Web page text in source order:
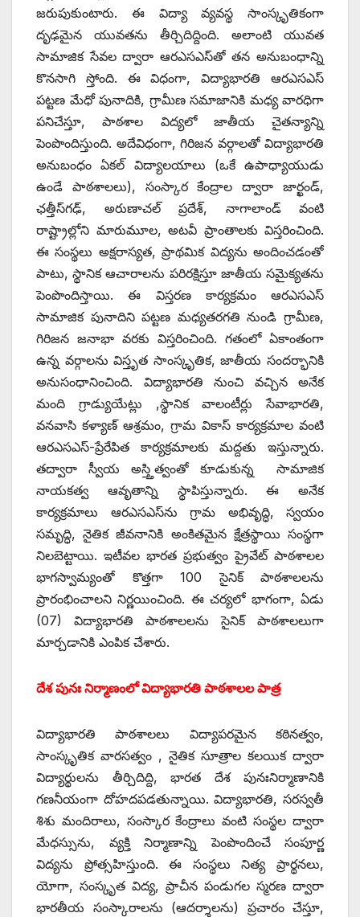
జరుపుకుంటారు. ఈ విద్యా వ్యవస్థ సాంస్కృతికంగా
దృఢమైన యువతను తీర్చిదిద్దింది. అలాంటి యువత
సామాజిక సేవల ద్వారా ఆరఎసఎస్‌తో తన అనుబంధాన్ని
కొనసాగి స్తోంది. ఈ విధంగా, విద్యాభారతి ఆరఎసఎస్
పట్టణ మేధో పునాదికి, గ్రామీణ సమాజానికి మధ్య వారధిగా
పనిచేస్తూ, పాఠశాల విద్యలో జాతీయ చైతన్యాన్ని
పెంపొందిస్తుంది. అదేవిధంగా, గిరిజన వర్గాలతో విద్యాభారతి
అనుబంధం ఏకల్ విద్యాలయాలు (ఒకే ఉపాధ్యాయుడు
ఉండే పాఠశాలలు), సంస్కార కేంద్రాల ద్వారా జార్ఖండ్,
ఛత్తీస్‌గఢ్, అరుణాచల్ ప్రదేశ్, నాగాలాండ్ వంటి
రాష్ట్రాల్లోని మారుమూల, అటవీ ప్రాంతాలకు విస్తరించింది.
ఈ సంస్థలు అక్షరాస్యత, ప్రాథమిక విద్యను అందించడంతో
పాటు, స్థానిక ఆచారాలను పరిరక్షిస్తూ జాతీయ సమైక్యతను
పెంపొందిస్తాయి. ఈ విస్తరణ కార్యక్రమం ఆరఎసఎస్
సామాజిక పునాదిని పట్టణ మధ్యతరగతి నుండి గ్రామీణ,
గిరిజన జనాభా వరకు విస్తరించింది. గతంలో ఏకాంతంగా
ఉన్న వర్గాలను విస్తృత సాంస్కృతిక, జాతీయ సందర్భానికి
అనుసంధానించింది. విద్యాభారతి నుంచి వచ్చిన అనేక
మంది గ్రాడ్యుయేట్లు ,స్థానిక వాలంటీర్లు సేవాభారతి,
వనవాసి కళ్యాణ్ ఆశ్రమం, గ్రామ వికాస్ కార్యక్రమాల వంటి
ఆరఎసఎస్-ప్రేరేపిత కార్యక్రమాలకు మద్దతు ఇస్తున్నారు.
తద్వారా స్వీయ అస్త్తిత్వంతో కూడుకున్న సామాజిక
నాయకత్వ ఆవృతాన్ని స్థాపిస్తున్నారు. ఈ అనేక
కార్యక్రమాలు ఆరఎసఎస్‌ను గ్రామ అభివృద్ధి, స్వయం
సమృద్ధి, నైతిక జీవనానికి అంకితమైన క్షేత్రస్థాయి సంస్థగా
నిలబెట్టాయి. ఇటీవల భారత ప్రభుత్వం ప్రైవేట్ పాఠశాలల
భాగస్వామ్యంతో కొత్తగా 100 సైనిక్ పాఠశాలలను
ప్రారంభించాలని నిర్ణయించింది. ఈ చర్యలో భాగంగా, ఏడు
(07) విద్యాభారతి పాఠశాలలను సైనిక్ పాఠశాలలుగా
మార్చడానికి ఎంపిక చేశారు.
దేశ పునః నిర్మాణంలో విద్యాభారతి పాఠశాలల పాత్ర
విద్యాభారతి పాఠశాలలు విద్యాపరమైన కఠినత్వం,
సాంస్కృతిక వారసత్వం , నైతిక సూత్రాల కలయిక ద్వారా
విద్యార్థులను తీర్చిదిద్ది, భారత దేశ పునఃనిర్మాణానికి
గణనీయంగా దోహదపడతున్నాయి. విద్యాభారతి, సరస్వతీ
శిశు మందిరాలు, సంస్కార కేంద్రాలు వంటి సంస్థల ద్వారా
మేధస్సును, వ్యక్తి నిర్మాణాన్ని పెంపొందించే సంపూర్ణ
విద్యను ప్రోత్సహిస్తుంది. ఈ సంస్థలు నిత్య ప్రార్థనలు,
యోగా, సంస్కృత విద్య, ప్రాచీన పండుగల స్మరణ ద్వారా
భారతీయ సంస్కారాలను (ఆదర్శాలను) ప్రచారం చేస్తూ,